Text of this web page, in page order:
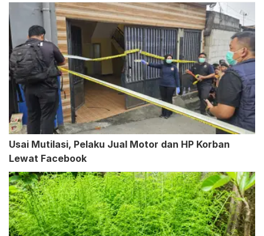
Usai Mutilasi, Pelaku Jual Motor dan HP Korban
Lewat Facebook